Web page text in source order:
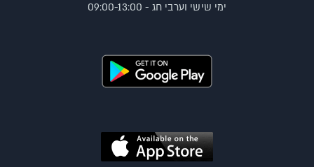
ימי שישי וערבי חג - 09:00-13:00